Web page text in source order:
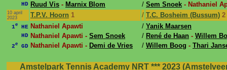
HD Ruud Vis - Marnix Blom / Sem Snoek - Nathaniel
10 april
2023
T.P.V. Hoorn 1 / T.C. Bosheim (Bussum) 2
1e HE Nathaniel Apawti / Yanik Maarsen
HD Nathaniel Apawti - Sem Snoek / René de Haan - Willem
2e GD Nathaniel Apawti - Demi de Vries / Willem Boog - Thari
Amstelpark Tennis Academy NRT *** 2023